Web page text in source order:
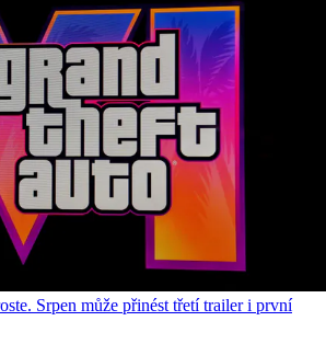
Srpen může přinést třetí trailer i první